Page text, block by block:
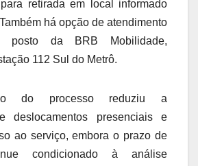
retirada em local informado
há opção de atendimento
posto da BRB Mobilidade,
112 Sul do Metrô.
do processo reduziu a
deslocamentos presenciais e
ao serviço, embora o prazo de
condicionado à análise